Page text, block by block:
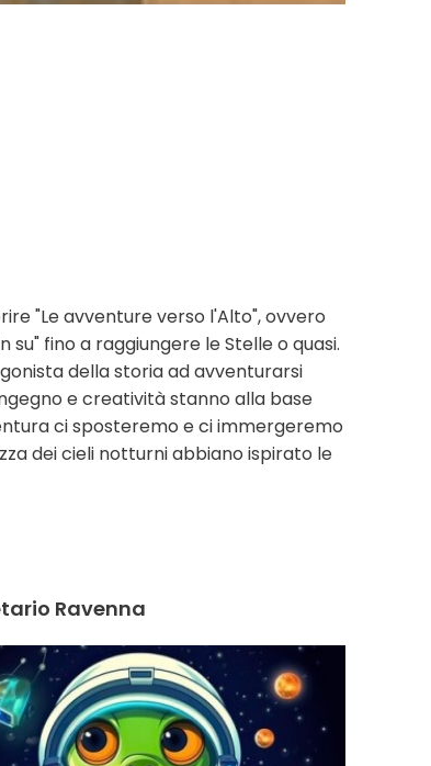
"Le avventure verso l'Alto", ovvero
fino a raggiungere le Stelle o quasi.
della storia ad avventurarsi
e creatività stanno alla base
ci sposteremo e ci immergeremo
dei cieli notturni abbiano ispirato le
Ravenna